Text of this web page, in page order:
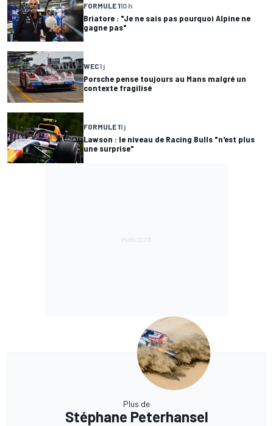
FORMULE 110 h
Briatore : "Je ne sais pas pourquoi Alpine ne
gagne pas"
WEC1 j
Porsche pense toujours au Mans malgré un
contexte fragilisé
FORMULE 11 j
Lawson : le niveau de Racing Bulls "n'est plus
une surprise"
Plus de
Stéphane Peterhansel